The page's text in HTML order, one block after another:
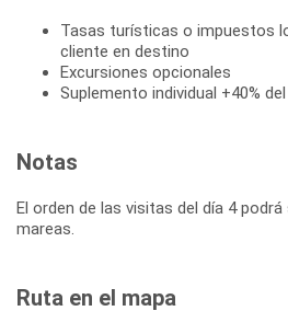
Tasas turísticas o impuestos
cliente en destino
Excursiones opcionales
Suplemento individual +40%
Notas
El orden de las visitas del día 4
mareas.
Ruta en el mapa